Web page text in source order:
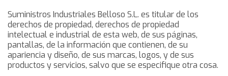
Suministros Industriales Belloso S.L. es titular de los
derechos de propiedad, derechos de propiedad
intelectual e industrial de esta web, de sus páginas,
pantallas, de la información que contienen, de su
apariencia y diseño, de sus marcas, logos, y de sus
productos y servicios, salvo que se especifique otra cosa.